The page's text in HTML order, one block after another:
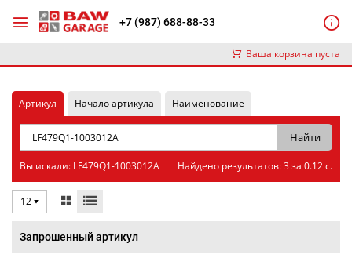
+7 (987) 688-88-33
Ваша корзина пуста
Артикул Начало артикула Наименование
Вы искали: LF479Q1-1003012A Найдено результатов: 3 за 0.12 с.
12
Запрошенный артикул